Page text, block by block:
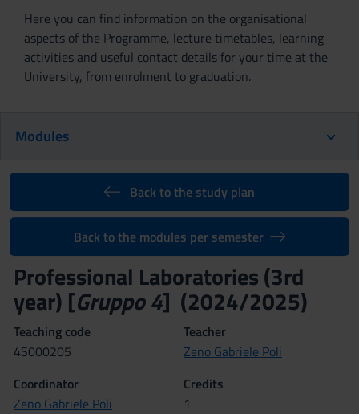
Here you can find information on the organisational
aspects of the Programme, lecture timetables, learning
activities and useful contact details for your time at the
University, from enrolment to graduation.
Modules
Back to the study plan
Back to the modules per semester
Professional Laboratories (3rd
year) [Gruppo 4] (2024/2025)
Teaching code
4S000205
Teacher
Zeno Gabriele Poli
Coordinator
Zeno Gabriele Poli
Credits
1